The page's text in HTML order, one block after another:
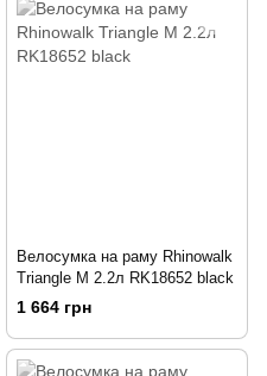
Велосумка на раму Rhinowalk
Triangle M 2.2л RK18652 black
1 664 грн